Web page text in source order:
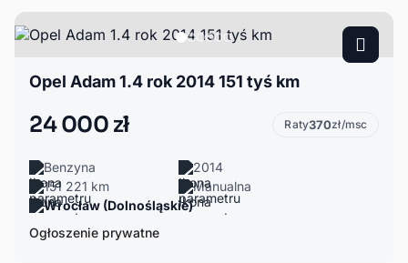
Opel Adam 1.4 rok 2014 151 tyś km
24 000 zł Raty370zł/msc
Benzyna
2014
151 221 km
Manualna
Wrocław (Dolnośląskie)
Ogłoszenie prywatne